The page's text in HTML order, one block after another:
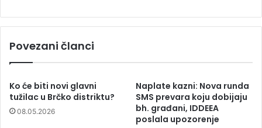
Povezani članci
Ko će biti novi glavni
tužilac u Brčko distriktu?
08.05.2026
Naplate kazni: Nova runda
SMS prevara koju dobijaju
bh. građani, IDDEEA
poslala upozorenje